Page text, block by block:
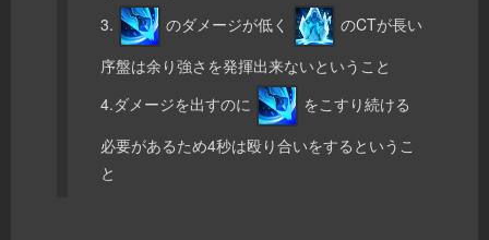
3.
のダメージが低く
のCTが長い
序盤は余り強さを発揮出来ないということ
4.ダメージを出すのに
をこすり続ける
必要があるため4秒は殴り合いをするというこ
と